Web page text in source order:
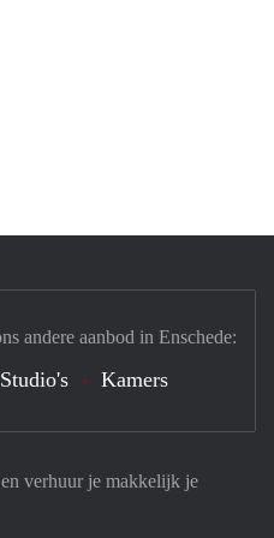
verhuur je makkelijk je
andere aanbod in Enschede:
Studio's Kamers